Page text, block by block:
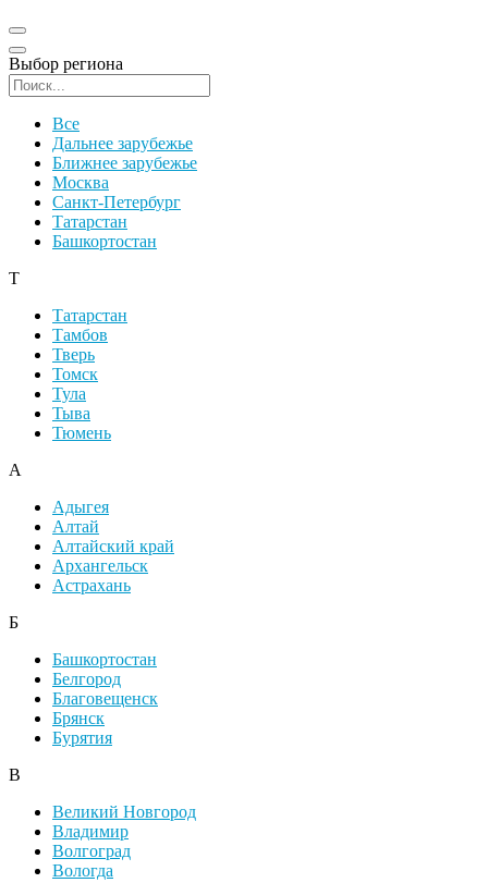
Выбор региона
Все
Дальнее зарубежье
Ближнее зарубежье
Москва
Санкт-Петербург
Татарстан
Башкортостан
Т
Татарстан
Тамбов
Тверь
Томск
Тула
Тыва
Тюмень
А
Адыгея
Алтай
Алтайский край
Архангельск
Астрахань
Б
Башкортостан
Белгород
Благовещенск
Брянск
Бурятия
В
Великий Новгород
Владимир
Волгоград
Вологда